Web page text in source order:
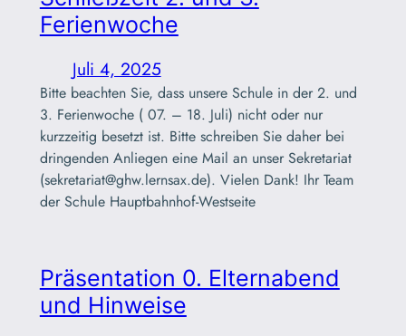
Ferienwoche
Juli 4, 2025
Bitte beachten Sie, dass unsere Schule in der 2. und
3. Ferienwoche ( 07. – 18. Juli) nicht oder nur
kurzzeitig besetzt ist. Bitte schreiben Sie daher bei
dringenden Anliegen eine Mail an unser Sekretariat
(sekretariat@ghw.lernsax.de). Vielen Dank! Ihr Team
der Schule Hauptbahnhof-Westseite
Präsentation 0. Elternabend
und Hinweise